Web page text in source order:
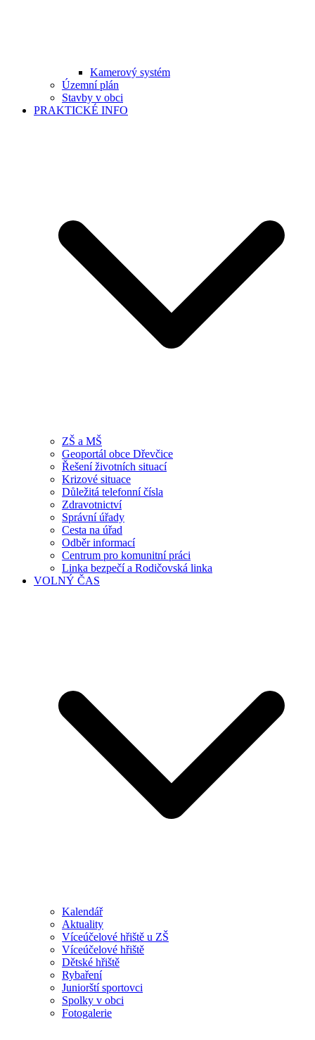
Kamerový systém
Územní plán
Stavby v obci
PRAKTICKÉ INFO
ZŠ a MŠ
Geoportál obce Dřevčice
Řešení životních situací
Krizové situace
Důležitá telefonní čísla
Zdravotnictví
Správní úřady
Cesta na úřad
Odběr informací
Centrum pro komunitní práci
Linka bezpečí a Rodičovská linka
VOLNÝ ČAS
Kalendář
Aktuality
Víceúčelové hřiště u ZŠ
Víceúčelové hřiště
Dětské hřiště
Rybaření
Juniorští sportovci
Spolky v obci
Fotogalerie